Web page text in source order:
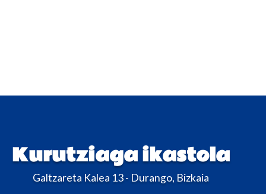
Kurutziaga ikastola
Galtzareta Kalea 13 - Durango, Bizkaia